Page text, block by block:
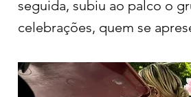
seguida, subiu ao palco o
celebrações, quem se